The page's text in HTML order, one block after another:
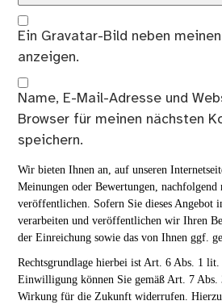
Ein Gravatar-Bild neben
anzeigen.
Name, E-Mail-Adresse und
Browser für meinen nächsten
speichern.
Wir bieten Ihnen an, auf unseren
Meinungen oder Bewertungen, nachfolgend
veröffentlichen. Sofern Sie dieses Angebot
verarbeiten und veröffentlichen wir Ihren
der Einreichung sowie das von Ihnen ggf.
Rechtsgrundlage hierbei ist Art. 6 Abs. 1
Einwilligung können Sie gemäß Art. 7
Wirkung für die Zukunft widerrufen. Hierzu